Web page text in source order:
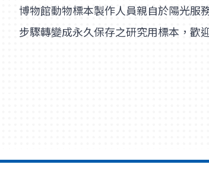
博物館動物標本製作人員親自於陽光服
步驟轉變成永久保存之研究用標本，歡